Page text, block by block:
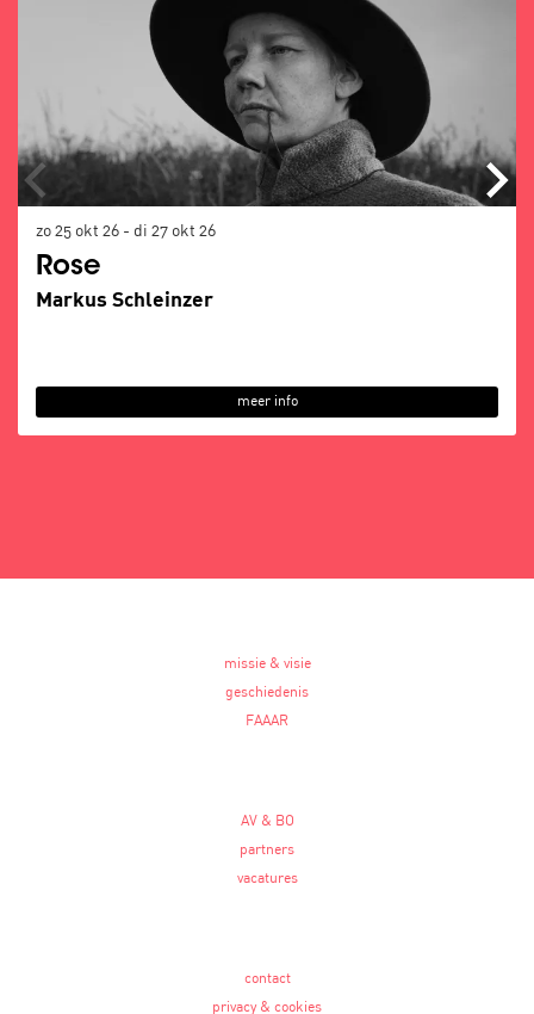
Rose
Markus Schleinzer
zo 25 okt 26 - di 27 okt 26
meer info
missie & visie
geschiedenis
FAAAR
AV & BO
partners
vacatures
contact
privacy & cookies